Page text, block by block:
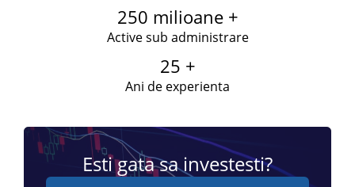
250 milioane +
Active sub administrare
25 +
Ani de experienta
Esti gata sa investesti?